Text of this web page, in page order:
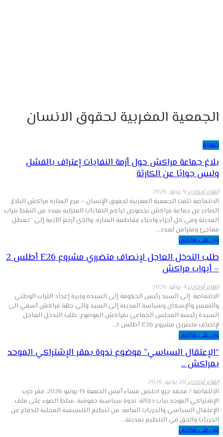
الجمعية المغربية لحقوق الانسان
جهوية
بلاغ جماعة مراكش حول أزمة النفايات إعتراف بالفشل
وليس جوابًا عن الكارثة
إلهام أوكادير9 يوليو, 2026
الانتفاضة تلقت الجمعية المغربية لحقوق الإنسان – فرع المنارة مراكش البلاغ
الصادر عن جماعة مراكش بخصوص تراكم النفايات المنزلية بعدد من النقط بتراب
المدينة وفي كل أجزاء واحياء مقاطعة المنارة، والذي أرجع الأزمة إلى “تعطل
مفاجئ ومتزامن لعدد…
عين على مراكش
طلب التدخل العاجل لإنصاف متضرري مشروع E26 أطلس 2
– أبواب مراكش
إلهام أوكادير4 يوليو, 2026
الانتفاضة إلى السيد رئيس الحكومة إلى السيدة وزيرة إعداد التراب الوطني
والتعمير والإسكان وسياسة المدينة إلى السيد والي جهة مراكش آسفي الى
السيدة رئيسة المجلس الجماعي بمراكش الموضوع: طلب التدخل العاجل
لإنصاف متضرري مشروع E26 أطلس 2…
عين على مراكش
“الإعتقال السياسي” موضوع ندوة بمقر الإشتراكي الموحد
بمراكش ..
إلهام أوكادير20 يونيو, 2026
الانتفاضة / محمد جرو احتضن مساء أمس الجمعة 19 يونيو 2026، مقر حزب
الإشتراكي الموحد بباب دكالة، ندوة سياسية حقوقية، سلط الضوء على ملف
الإعتقال السياسي والحريات العامة، من تنظيم التنسيقية المحلية للدفاع عن
الحريات والحق في التنظيم بمدينة…
عين على مراكش